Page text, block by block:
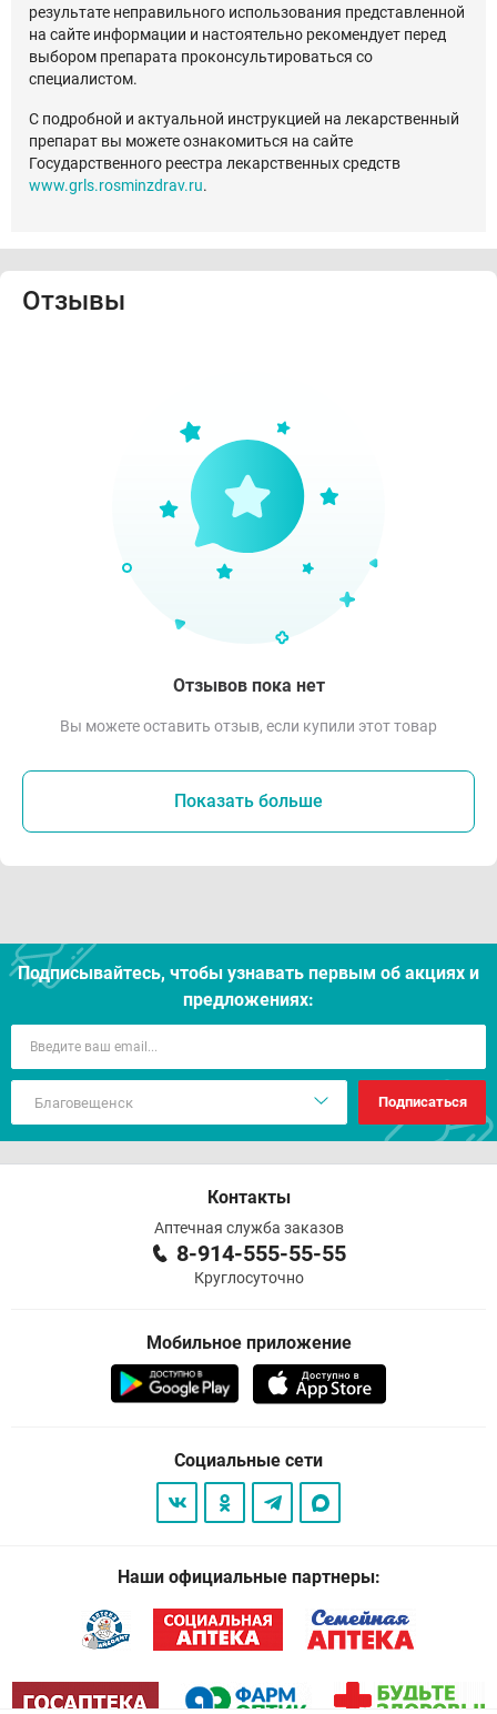
результате неправильного использования представленной
на сайте информации и настоятельно рекомендует перед
выбором препарата проконсультироваться со
специалистом.
С подробной и актуальной инструкцией на лекарственный
препарат вы можете ознакомиться на сайте
Государственного реестра лекарственных средств
www.grls.rosminzdrav.ru.
Отзывы
Отзывов пока нет
Вы можете оставить отзыв, если купили этот товар
Показать больше
Подписывайтесь, чтобы узнавать первым об акцияx и
предложениях:
Подписаться
Контакты
Аптечная служба заказов
8-914-555-55-55
Круглосуточно
Мобильное приложение
Социальные сети
Наши официальные партнеры: